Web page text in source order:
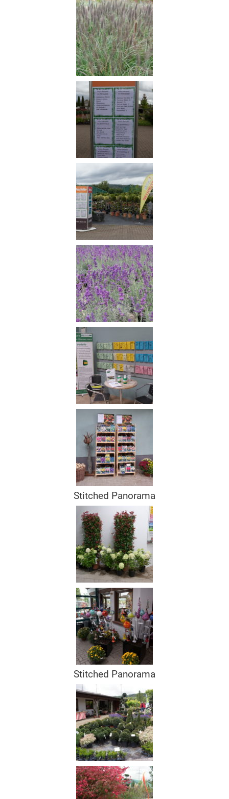
Stitched Panorama
Stitched Panorama